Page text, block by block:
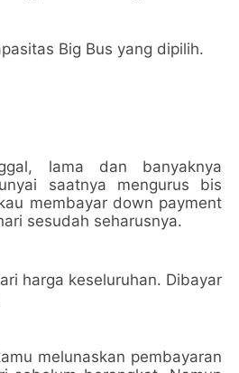
Big Bus yang dipilih.
lama dan banyaknya
saatnya mengurus bis
membayar down payment
sesudah seharusnya.
harga keseluruhan. Dibayar
melunaskan pembayaran